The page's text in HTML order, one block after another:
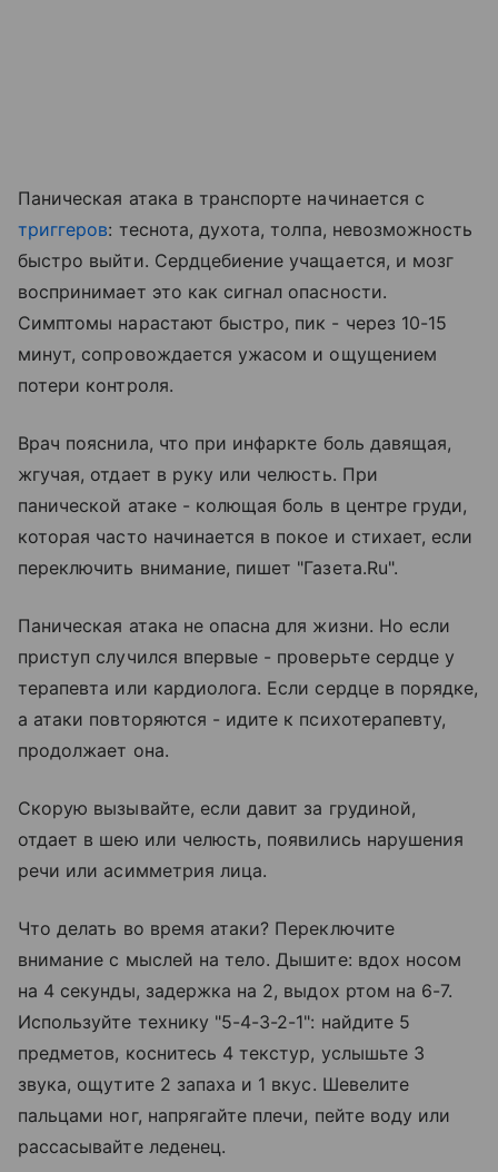
Паническая атака в транспорте начинается с
триггеров: теснота, духота, толпа, невозможность
быстро выйти. Сердцебиение учащается, и мозг
воспринимает это как сигнал опасности.
Симптомы нарастают быстро, пик - через 10-15
минут, сопровождается ужасом и ощущением
потери контроля.
Врач пояснила, что при инфаркте боль давящая,
жгучая, отдает в руку или челюсть. При
панической атаке - колющая боль в центре груди,
которая часто начинается в покое и стихает, если
переключить внимание, пишет "Газета.Ru".
Паническая атака не опасна для жизни. Но если
приступ случился впервые - проверьте сердце у
терапевта или кардиолога. Если сердце в порядке,
а атаки повторяются - идите к психотерапевту,
продолжает она.
Скорую вызывайте, если давит за грудиной,
отдает в шею или челюсть, появились нарушения
речи или асимметрия лица.
Что делать во время атаки? Переключите
внимание с мыслей на тело. Дышите: вдох носом
на 4 секунды, задержка на 2, выдох ртом на 6-7.
Используйте технику "5-4-3-2-1": найдите 5
предметов, коснитесь 4 текстур, услышьте 3
звука, ощутите 2 запаха и 1 вкус. Шевелите
пальцами ног, напрягайте плечи, пейте воду или
рассасывайте леденец.